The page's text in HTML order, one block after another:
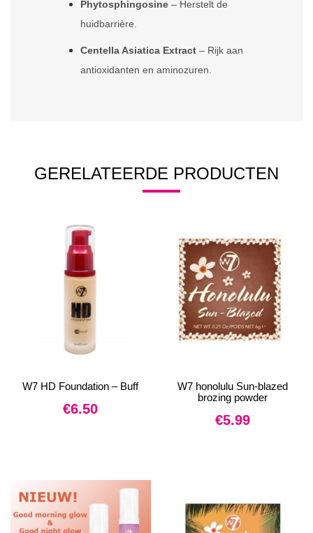
Phytosphingosine – Herstelt de
huidbarrière.
Centella Asiatica Extract – Rijk aan
antioxidanten en aminozuren.
GERELATEERDE PRODUCTEN
W7 HD Foundation – Buff
€6.50
W7 honolulu Sun-blazed
brozing powder
€5.99